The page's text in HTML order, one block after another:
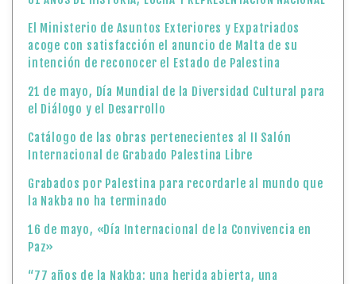
El Ministerio de Asuntos Exteriores y Expatriados
acoge con satisfacción el anuncio de Malta de su
intención de reconocer el Estado de Palestina
21 de mayo, Día Mundial de la Diversidad Cultural para
el Diálogo y el Desarrollo
Catálogo de las obras pertenecientes al II Salón
Internacional de Grabado Palestina Libre
Grabados por Palestina para recordarle al mundo que
la Nakba no ha terminado
16 de mayo, «Día Internacional de la Convivencia en
Paz»
“77 años de la Nakba: una herida abierta, una